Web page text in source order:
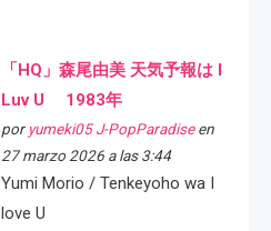
「HQ」森尾由美 天気予報は I
Luv U 1983年
por yumeki05 J-PopParadiseen
27 marzo 2026 a las 3:44
Yumi Morio / Tenkeyoho wa I
love U